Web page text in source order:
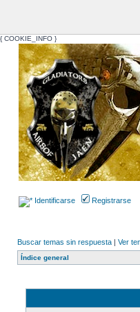
{ COOKIE_INFO }
Identificarse Registrarse
Buscar temas sin respuesta | Ver
Índice general